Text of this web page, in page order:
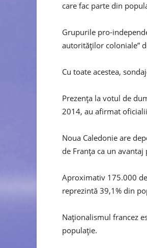
care fac parte din
Grupurile pro-
autorităților coloniale”
Cu toate acestea,
Prezența la votul de
2014, au afirmat
Noua Caledonie are
de Franța ca un
Aproximativ 175.000
reprezintă 39,1% din
Naționalismul francez
populație.